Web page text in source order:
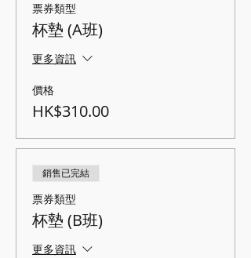
票券類型
杯墊 (A班)
更多資訊
價格
HK$310.00
銷售已完結
票券類型
杯墊 (B班)
更多資訊